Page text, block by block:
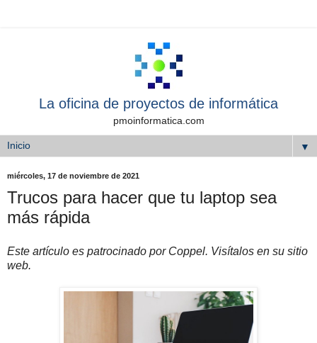
La oficina de proyectos de informática
pmoinformatica.com
▼
miércoles, 17 de noviembre de 2021
Trucos para hacer que tu laptop sea
más rápida
Este artículo es patrocinado por Coppel. Visítalos en su sitio
web.